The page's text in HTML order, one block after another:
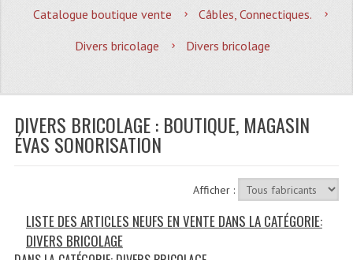
MAGASIN
Quoi De Neuf?
Plan Acces, Horaires.
Location De Matériel
Recevoir Nos Promotions
Catalogue boutique vente
Câbles, Connectiques.
Divers bricolage
Divers bricolage
DIVERS BRICOLAGE : BOUTIQUE, MAGASIN
ÉVAS SONORISATION
Afficher :
LISTE DES ARTICLES NEUFS EN VENTE DANS LA CATÉGORIE:
DIVERS BRICOLAGE